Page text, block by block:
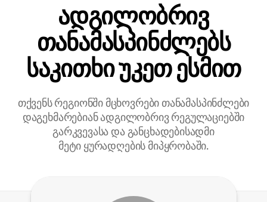
ადგილობრივ
თანამასპინძლებს
საკითხი უკეთ ესმით
თქვენს რეგიონში მცხოვრები თანამასპინძლები
დაგეხმარებიან ადგილობრივ რეგულაციებში
გარკვევასა და განცხადებისადმი
მეტი ყურადღების მიპყრობაში.